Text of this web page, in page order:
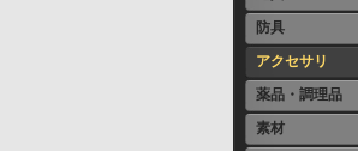
防具
アクセサリ
薬品・調理品
素材